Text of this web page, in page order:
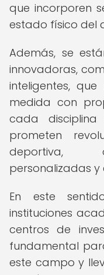
que incorporen
estado físico del
Además, se
innovadoras,
inteligentes,
medida con
cada disciplina
prometen
deportiva,
personalizadas y
En este
instituciones
centros de
fundamental
este campo y